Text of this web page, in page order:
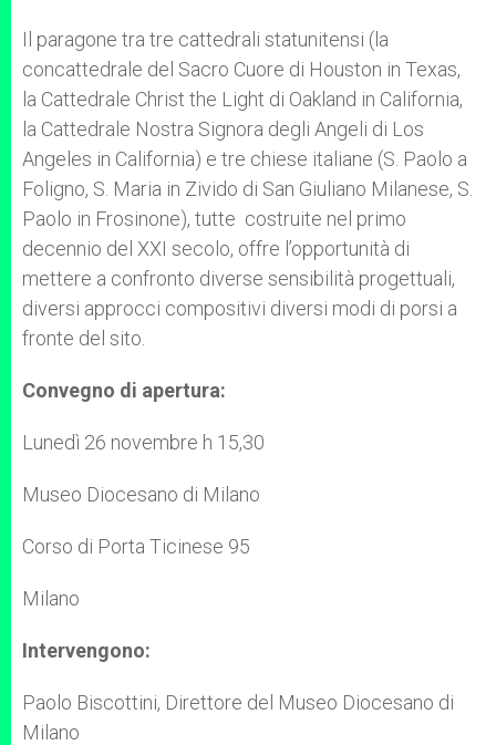
Il paragone tra tre cattedrali statunitensi (la
concattedrale del Sacro Cuore di Houston in Texas,
la Cattedrale Christ the Light di Oakland in California,
la Cattedrale Nostra Signora degli Angeli di Los
Angeles in California) e tre chiese italiane (S. Paolo a
Foligno, S. Maria in Zivido di San Giuliano Milanese, S.
Paolo in Frosinone), tutte costruite nel primo
decennio del XXI secolo, offre l’opportunità di
mettere a confronto diverse sensibilità progettuali,
diversi approcci compositivi diversi modi di porsi a
fronte del sito.
Convegno di apertura:
Lunedì 26 novembre h 15,30
Museo Diocesano di Milano
Corso di Porta Ticinese 95
Milano
Intervengono:
Paolo Biscottini, Direttore del Museo Diocesano di
Milano